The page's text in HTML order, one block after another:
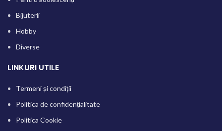
Bijuterii
Hobby
Diverse
LINKURI UTILE
Termeni și condiții
Politica de confidențialitate
Politica Cookie